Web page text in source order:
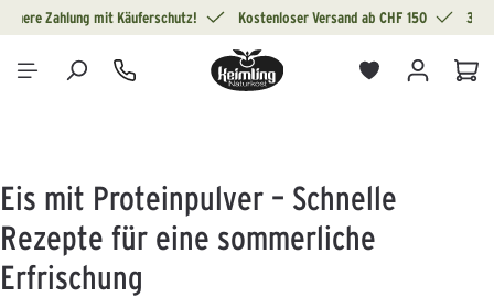
springen
Sichere Zahlung mit Käuferschutz! Kostenloser Versand ab CHF 150 30
Eis mit Proteinpulver – Schnelle
Rezepte für eine sommerliche
Erfrischung